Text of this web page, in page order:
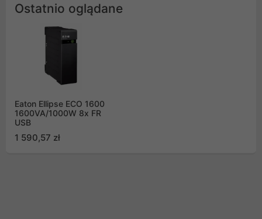
Ostatnio oglądane
Eaton Ellipse ECO 1600
1600VA/1000W 8x FR
USB
1 590,57 zł